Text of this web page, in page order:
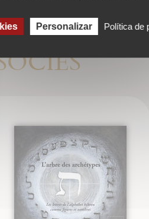
Personalizar Política de